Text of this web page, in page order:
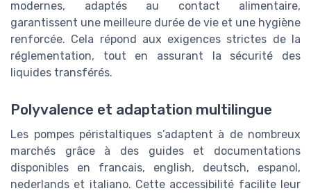
modernes, adaptés au contact alimentaire,
garantissent une meilleure durée de vie et une hygiène
renforcée. Cela répond aux exigences strictes de la
réglementation, tout en assurant la sécurité des
liquides transférés.
Polyvalence et adaptation multilingue
Les pompes péristaltiques s’adaptent à de nombreux
marchés grâce à des guides et documentations
disponibles en francais, english, deutsch, espanol,
nederlands et italiano. Cette accessibilité facilite leur